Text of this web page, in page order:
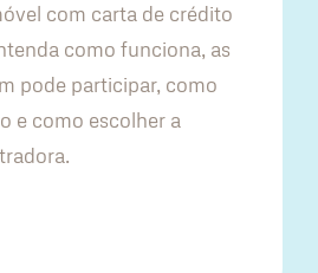
com carta de crédito
como funciona, as
pode participar, como
e como escolher a